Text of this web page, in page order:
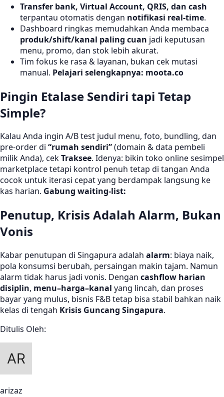
Transfer bank, Virtual Account, QRIS, dan cash
terpantau otomatis dengan notifikasi real-time.
Dashboard ringkas memudahkan Anda membaca
produk/shift/kanal paling cuan jadi keputusan
menu, promo, dan stok lebih akurat.
Tim fokus ke rasa & layanan, bukan cek mutasi
manual. Pelajari selengkapnya: moota.co
Pingin Etalase Sendiri tapi Tetap
Simple?
Kalau Anda ingin A/B test judul menu, foto, bundling, dan
pre-order di “rumah sendiri”(domain & data pembeli
milik Anda), cekTraksee. Idenya: bikin toko online sesimpel
marketplace tetapi kontrol penuh tetap di tangan Anda
cocok untuk iterasi cepat yang berdampak langsung ke
kas harian. Gabung waiting-list:
Penutup, Krisis Adalah Alarm, Bukan
Vonis
Kabar penutupan di Singapura adalah alarm: biaya naik,
pola konsumsi berubah, persaingan makin tajam. Namun
alarm tidak harus jadi vonis. Dengan cashflow harian
disiplin, menu–harga–kanal yang lincah, dan proses
bayar yang mulus, bisnis F&B tetap bisa stabil bahkan naik
kelas di tengah Krisis Guncang Singapura.
Ditulis Oleh:
arizaz